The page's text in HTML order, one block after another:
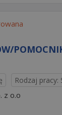
Rodzaj pracy:
z o.o